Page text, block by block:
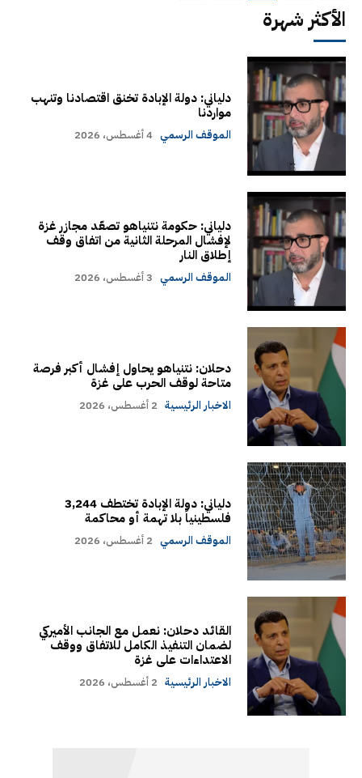
الأكثر شهرة
دلياني: دولة الإبادة تخنق اقتصادنا وتنهب
مواردنا
الموقف الرسمي 4 أغسطس، 2026
دلياني: حكومة نتنياهو تصعّد مجازر غزة
لإفشال المرحلة الثانية من اتفاق وقف
إطلاق النار
الموقف الرسمي 3 أغسطس، 2026
دحلان: نتنياهو يحاول إفشال أكبر فرصة
متاحة لوقف الحرب على غزة
الاخبار الرئيسية 2 أغسطس، 2026
دلياني: دولة الإبادة تختطف 3,244
فلسطينياً بلا تهمة أو محاكمة
الموقف الرسمي 2 أغسطس، 2026
القائد دحلان: نعمل مع الجانب الأميركي
لضمان التنفيذ الكامل للاتفاق ووقف
الاعتداءات على غزة
الاخبار الرئيسية 2 أغسطس، 2026